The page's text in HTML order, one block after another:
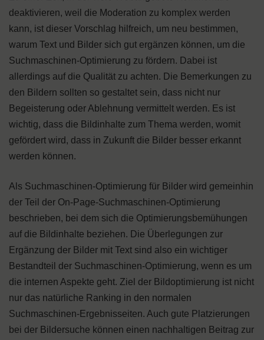
deaktivieren, weil die Moderation zu komplex werden
kann, ist dieser Vorschlag hilfreich, um neu bestimmen,
warum Text und Bilder sich gut ergänzen können, um die
Suchmaschinen-Optimierung zu fördern. Dabei ist
allerdings auf die Qualität zu achten. Die Bemerkungen zu
den Bildern sollten so gestaltet sein, dass nicht nur
Begeisterung oder Ablehnung vermittelt werden. Es ist
wichtig, dass die Bildinhalte zum Thema werden, womit
gefördert wird, dass in Zukunft die Bilder besser erkannt
werden können.
Als Suchmaschinen-Optimierung für Bilder wird gemeinhin
der Teil der On-Page-Suchmaschinen-Optimierung
beschrieben, bei dem sich die Optimierungsbemühungen
auf die Bildinhalte beziehen. Die Überlegungen zur
Ergänzung der Bilder mit Text sind also ein wichtiger
Bestandteil der Suchmaschinen-Optimierung, wenn es um
die internen Aspekte geht. Ziel der Bildoptimierung ist nicht
nur das natürliche Ranking in den normalen
Suchmaschinen-Ergebnisseiten. Auch gute Platzierungen
bei der Bildersuche können einen nachhaltigen Beitrag zur